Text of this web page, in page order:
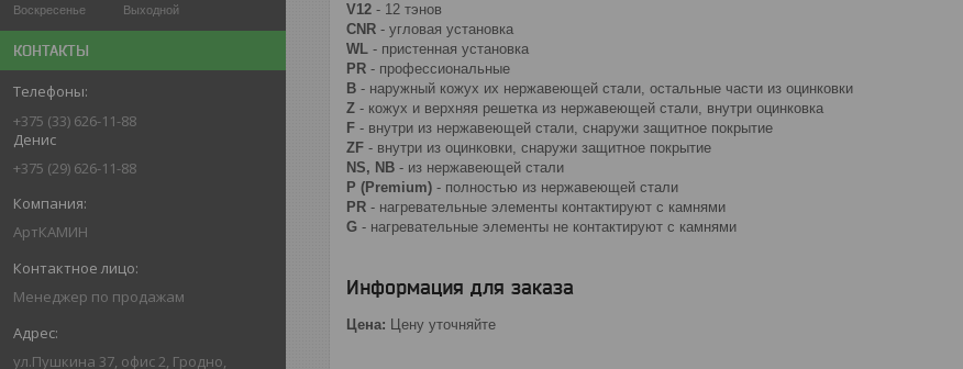
Воскресенье
Выходной
КОНТАКТЫ
+375 (33) 626-11-88
Денис
+375 (29) 626-11-88
АртКАМИН
Менеджер по продажам
ул.Пушкина 37, офис 2, Гродно,
V12 - 12 тэнов
CNR - угловая установка
WL - пристенная установка
PR - профессиональные
В - наружный кожух их нержавеющей стали, остальные части из оцинковки
Z - кожух и верхняя решетка из нержавеющей стали, внутри оцинковка
F - внутри из нержавеющей стали, снаружи защитное покрытие
ZF - внутри из оцинковки, снаружи защитное покрытие
NS, NB - из нержавеющей стали
P (Premium) - полностью из нержавеющей стали
PR - нагревательные элементы контактируют с камнями
G - нагревательные элементы не контактируют с камнями
Информация для заказа
Цена: Цену уточняйте